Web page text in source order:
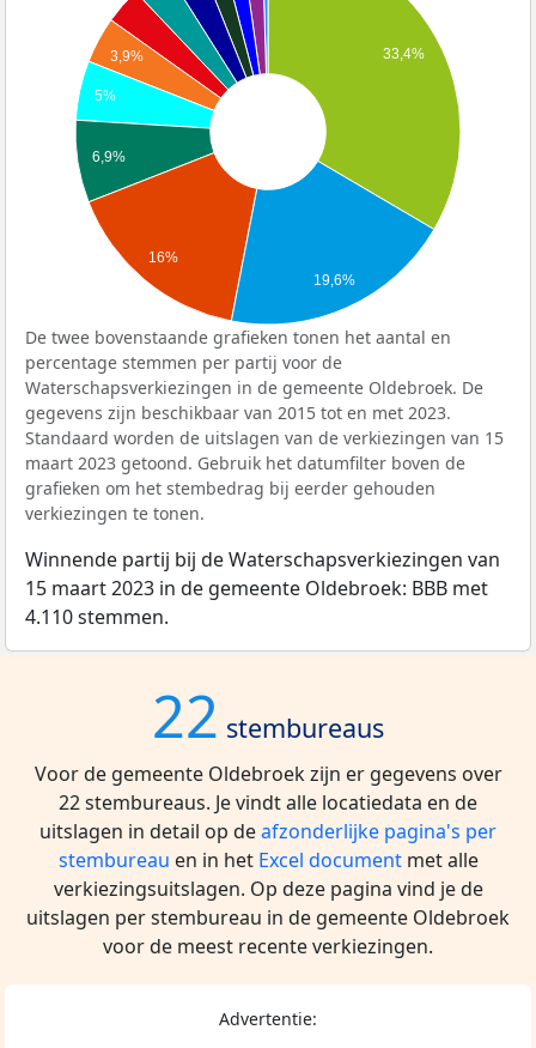
33,4%
3,9%
5%
6,9%
16%
19,6%
De twee bovenstaande grafieken tonen het aantal en
percentage stemmen per partij voor de
Waterschapsverkiezingen in de gemeente Oldebroek. De
gegevens zijn beschikbaar van 2015 tot en met 2023.
Standaard worden de uitslagen van de verkiezingen van 15
maart 2023 getoond. Gebruik het datumfilter boven de
grafieken om het stembedrag bij eerder gehouden
verkiezingen te tonen.
Winnende partij bij de Waterschapsverkiezingen van
15 maart 2023 in de gemeente Oldebroek: BBB met
4.110 stemmen.
22 stembureaus
Voor de gemeente Oldebroek zijn er gegevens over
22 stembureaus. Je vindt alle locatiedata en de
uitslagen in detail op deafzonderlijke pagina's per
stembureau en in het Excel documentmet alle
verkiezingsuitslagen. Op deze pagina vind je de
uitslagen per stembureau in de gemeente Oldebroek
voor de meest recente verkiezingen.
Advertentie: